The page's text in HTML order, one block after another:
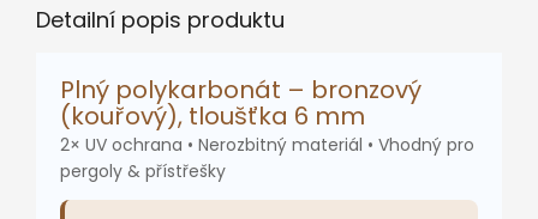
Detailní popis produktu
Plný polykarbonát – bronzový
(kouřový), tloušťka 6 mm
2× UV ochrana • Nerozbitný materiál • Vhodný pro
pergoly & přístřešky